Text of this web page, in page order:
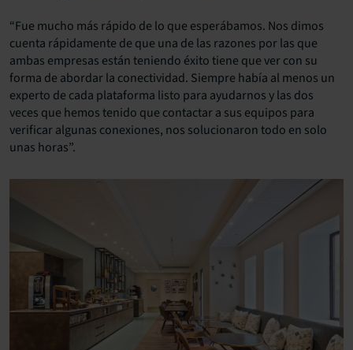
“Fue mucho más rápido de lo que esperábamos. Nos dimos
cuenta rápidamente de que una de las razones por las que
ambas empresas están teniendo éxito tiene que ver con su
forma de abordar la conectividad. Siempre había al menos un
experto de cada plataforma listo para ayudarnos y las dos
veces que hemos tenido que contactar a sus equipos para
verificar algunas conexiones, nos solucionaron todo en solo
unas horas”.